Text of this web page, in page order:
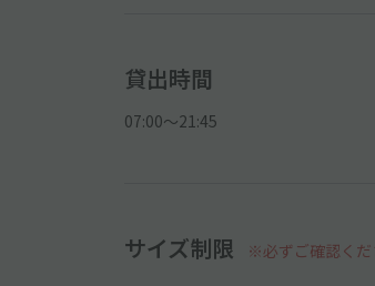
貸出時間
07:00〜21:45
サイズ制限 ※必ずご確認くだ